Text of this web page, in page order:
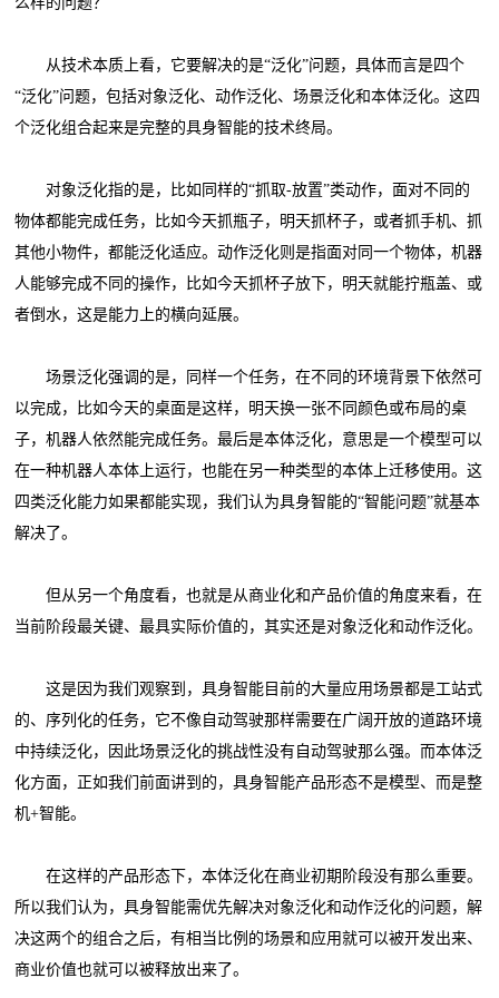
从技术本质上看，它要解决的是“泛化”问题，具体而言是四个
“泛化”问题，包括对象泛化、动作泛化、场景泛化和本体泛化。这四
个泛化组合起来是完整的具身智能的技术终局。
对象泛化指的是，比如同样的“抓取-放置”类动作，面对不同的
物体都能完成任务，比如今天抓瓶子，明天抓杯子，或者抓手机、抓
其他小物件，都能泛化适应。动作泛化则是指面对同一个物体，机器
人能够完成不同的操作，比如今天抓杯子放下，明天就能拧瓶盖、或
者倒水，这是能力上的横向延展。
场景泛化强调的是，同样一个任务，在不同的环境背景下依然可
以完成，比如今天的桌面是这样，明天换一张不同颜色或布局的桌
子，机器人依然能完成任务。最后是本体泛化，意思是一个模型可以
在一种机器人本体上运行，也能在另一种类型的本体上迁移使用。这
四类泛化能力如果都能实现，我们认为具身智能的“智能问题”就基本
解决了。
但从另一个角度看，也就是从商业化和产品价值的角度来看，在
当前阶段最关键、最具实际价值的，其实还是对象泛化和动作泛化。
这是因为我们观察到，具身智能目前的大量应用场景都是工站式
的、序列化的任务，它不像自动驾驶那样需要在广阔开放的道路环境
中持续泛化，因此场景泛化的挑战性没有自动驾驶那么强。而本体泛
化方面，正如我们前面讲到的，具身智能产品形态不是模型、而是整
机+智能。
在这样的产品形态下，本体泛化在商业初期阶段没有那么重要。
所以我们认为，具身智能需优先解决对象泛化和动作泛化的问题，解
决这两个的组合之后，有相当比例的场景和应用就可以被开发出来、
商业价值也就可以被释放出来了。